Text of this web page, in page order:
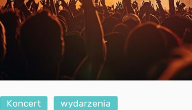
Koncert wydarzenia